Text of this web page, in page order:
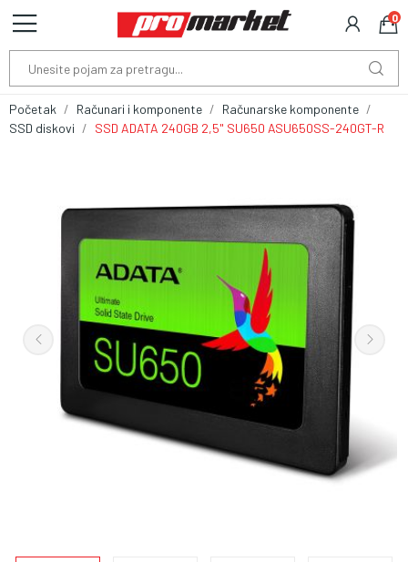
0
Početak Računari i komponente
Računarske komponente
SSD diskovi
SSD ADATA 240GB 2,5" SU650 ASU650SS-240GT-R